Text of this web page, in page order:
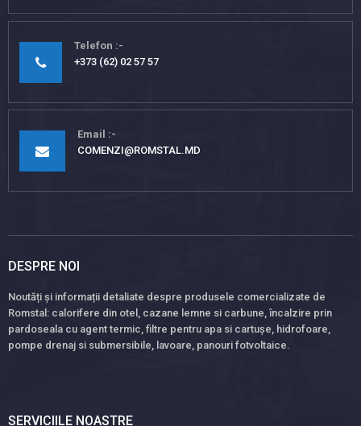
Telefon
+373 (62) 02 57 57
Email
COMENZI@ROMSTAL.MD
DESPRE NOI
Noutăți și informații detaliate despre produsele comercializate de
Romstal: calorifere din otel, cazane lemne si carbune, încalzire prin
pardoseala cu agent termic, filtre pentru apa si cartușe, hidrofoare,
pompe drenaj si submersibile, lavoare, panouri fotvoltaice.
SERVICIILE NOASTRE